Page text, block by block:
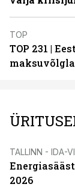
TOP
TOP 231 |
TALLINN - IDA-
2026